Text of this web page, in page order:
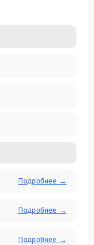
Подробнее →
Подробнее →
Подробнее →